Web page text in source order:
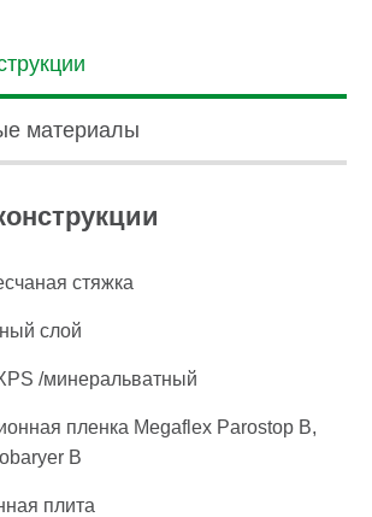
материалы
стяжка
слой
/минеральватный
пленка Megaflex Parostop B,
B
плита